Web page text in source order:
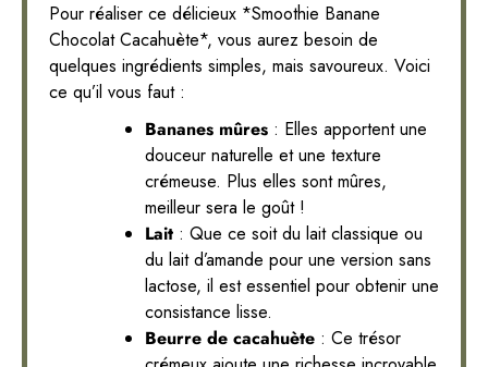
Pour réaliser ce délicieux *Smoothie Banane
Chocolat Cacahuète*, vous aurez besoin de
quelques ingrédients simples, mais savoureux. Voici
ce qu’il vous faut :
Bananes mûres : Elles apportent une
douceur naturelle et une texture
crémeuse. Plus elles sont mûres,
meilleur sera le goût !
Lait : Que ce soit du lait classique ou
du lait d’amande pour une version sans
lactose, il est essentiel pour obtenir une
consistance lisse.
Beurre de cacahuète : Ce trésor